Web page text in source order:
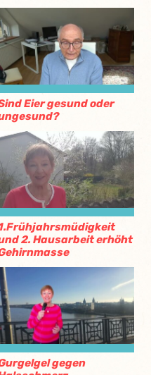
Eier gesund oder
2. Hausarbeit erhöht
gegen